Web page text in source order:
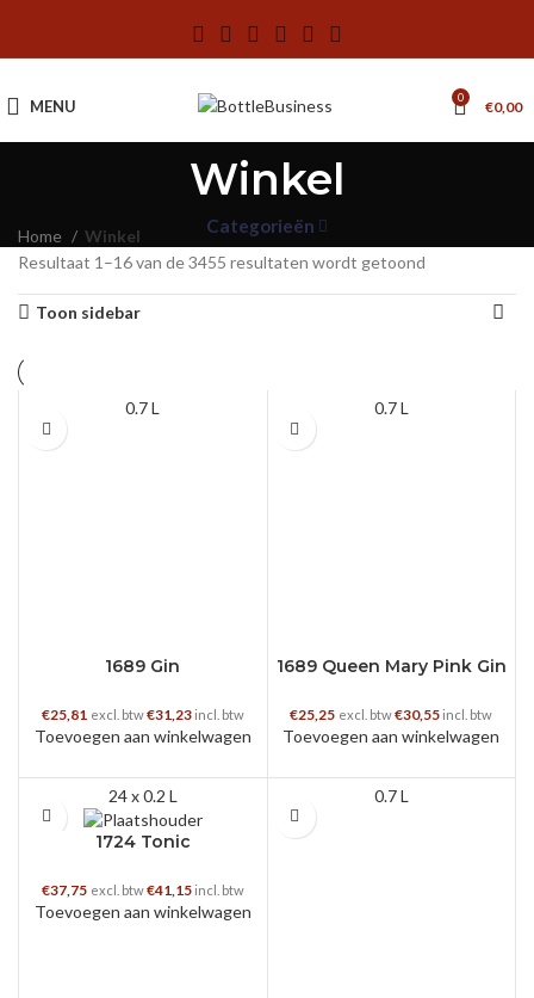
MENU 0 €0,00
Winkel
Categorieën
Home
Winkel
Resultaat 1–16 van de 3455 resultaten wordt getoond
Toon sidebar
0.7 L
1689 Gin
€25,81 excl. btw€31,23incl. btw
Toevoegen aan winkelwagen
0.7 L
1689 Queen Mary Pink Gin
€25,25 excl. btw€30,55 incl. btw
Toevoegen aan winkelwagen
24 x 0.2 L
1724 Tonic
€37,75 excl. btw€41,15incl. btw
Toevoegen aan winkelwagen
0.7 L